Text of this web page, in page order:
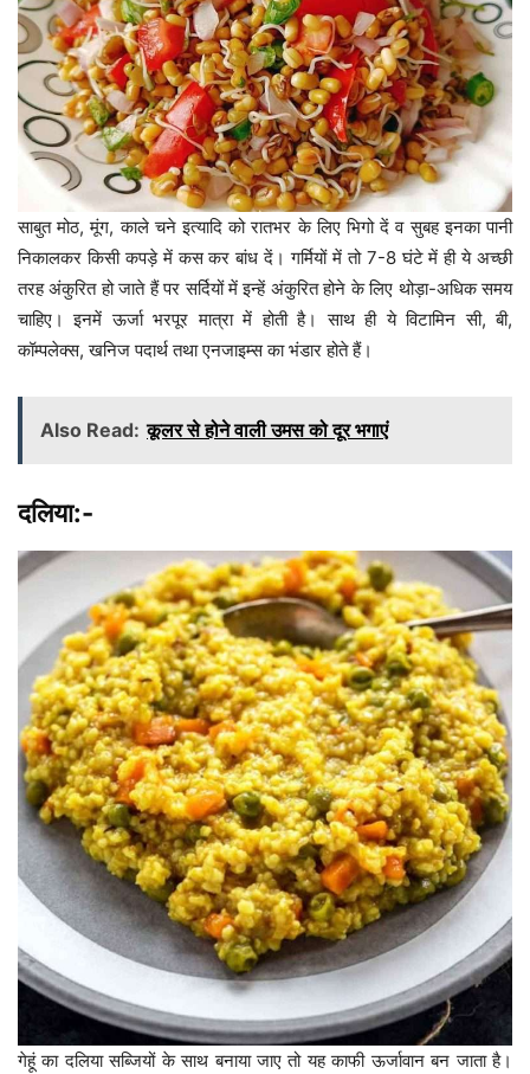
साबुत मोठ, मूंग, काले चने इत्यादि को रातभर के लिए भिगो दें व सुबह इनका पानी
निकालकर किसी कपड़े में कस कर बांध दें। गर्मियों में तो 7-8 घंटे में ही ये अच्छी
तरह अंकुरित हो जाते हैं पर सर्दियों में इन्हें अंकुरित होने के लिए थोड़ा-अधिक समय
चाहिए। इनमें ऊर्जा भरपूर मात्रा में होती है। साथ ही ये विटामिन सी, बी,
कॉम्पलेक्स, खनिज पदार्थ तथा एनजाइम्स का भंडार होते हैं।
Also Read: कूलर से होने वाली उमस को दूर भगाएं
दलिया:-
गेहूं का दलिया सब्जियों के साथ बनाया जाए तो यह काफी ऊर्जावान बन जाता है।